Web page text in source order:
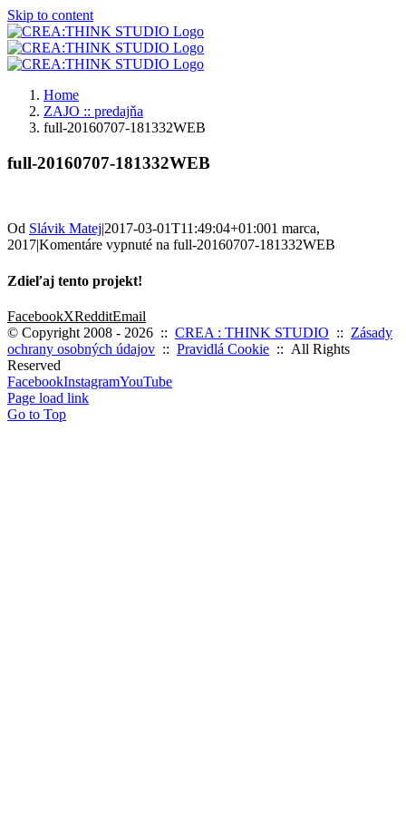
Skip to content
Home
ZAJO :: predajňa
full-20160707-181332WEB
full-20160707-181332WEB
Od Slávik Matej|2017-03-01T11:49:04+01:001 marca,
2017|Komentáre vypnuté na full-20160707-181332WEB
Zdieľaj tento projekt!
FacebookXRedditEmail
© Copyright 2008 - 2026 :: CREA : THINK STUDIO :: Zásady
ochrany osobných údajov :: Pravidlá Cookie :: All Rights
Reserved
FacebookInstagramYouTube
Page load link
Go to Top